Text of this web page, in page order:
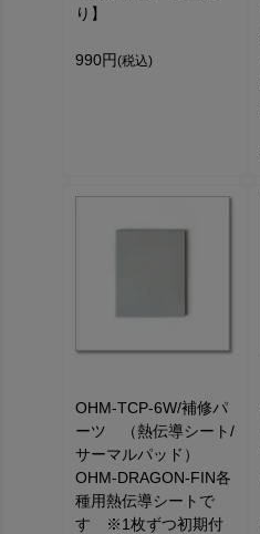
り】
990円 (税込)
OHM-TCP-6W/補修パ
ーツ （熱伝導シート/
サーマルパッド）
OHM-DRAGON-FIN各
種用熱伝導シートで
す ※1枚ずつ初期付